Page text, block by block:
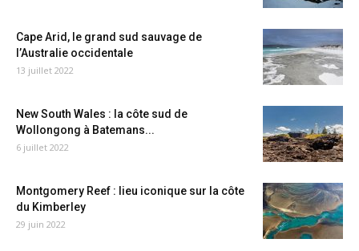
Cape Arid, le grand sud sauvage de
l’Australie occidentale
13 juillet 2022
New South Wales : la côte sud de
Wollongong à Batemans...
6 juillet 2022
Montgomery Reef : lieu iconique sur la côte
du Kimberley
29 juin 2022